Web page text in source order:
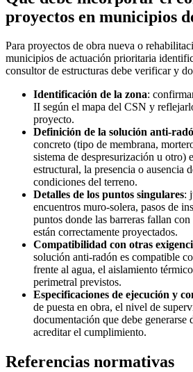
proyectos en municipios
Para proyectos de obra nueva o
municipios de actuación prioritaria
consultor de estructuras debe verificar y
Identificación de la zona:
II según el mapa del CSN y
proyecto.
Definición de la solución anti-
concreto (tipo de membrana,
sistema de despresurización u
estructural, la presencia o ausencia
condiciones del terreno.
Detalles de los puntos singulares:
encuentros muro-solera, pasos de
puntos donde las barreras fallan
están correctamente proyectados.
Compatibilidad con otras
solución anti-radón es compatible
frente al agua, el aislamiento
perimetral previstos.
Especificaciones de ejecución y
de puesta en obra, el nivel de
documentación que debe generarse
acreditar el cumplimiento.
Referencias normativas